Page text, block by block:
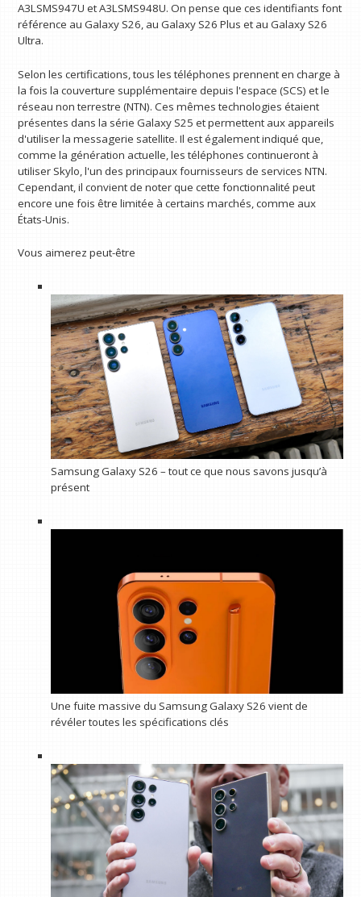
A3LSMS947U et A3LSMS948U. On pense que ces identifiants font
référence au Galaxy S26, au Galaxy S26 Plus et au Galaxy S26
Ultra.
Selon les certifications, tous les téléphones prennent en charge à
la fois la couverture supplémentaire depuis l'espace (SCS) et le
réseau non terrestre (NTN). Ces mêmes technologies étaient
présentes dans la série Galaxy S25 et permettent aux appareils
d'utiliser la messagerie satellite. Il est également indiqué que,
comme la génération actuelle, les téléphones continueront à
utiliser Skylo, l'un des principaux fournisseurs de services NTN.
Cependant, il convient de noter que cette fonctionnalité peut
encore une fois être limitée à certains marchés, comme aux
États-Unis.
Vous aimerez peut-être
Samsung Galaxy S26 – tout ce que nous savons jusqu’à
présent
Une fuite massive du Samsung Galaxy S26 vient de
révéler toutes les spécifications clés